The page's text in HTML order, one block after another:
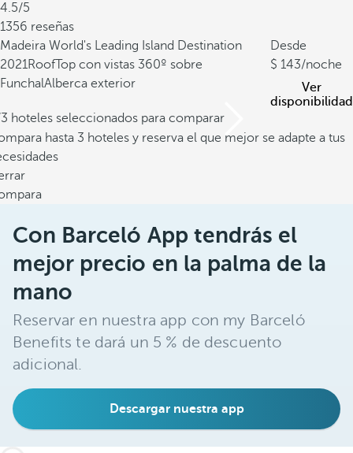
4.5/5
1356 reseñas
Madeira World's Leading Island Destination
2021RoofTop con vistas 360º sobre
FunchalAlberca exterior
Desde
143/noche
Ver
disponibilidad
hoteles seleccionados para comparar
hasta 3 hoteles y reserva el que mejor se adapte a tus
Con Barceló App tendrás el
mejor precio en la palma de la
mano
Reservar en nuestra app con my Barceló
Benefits te dará un 5 % de descuento
adicional.
Descargar nuestra app